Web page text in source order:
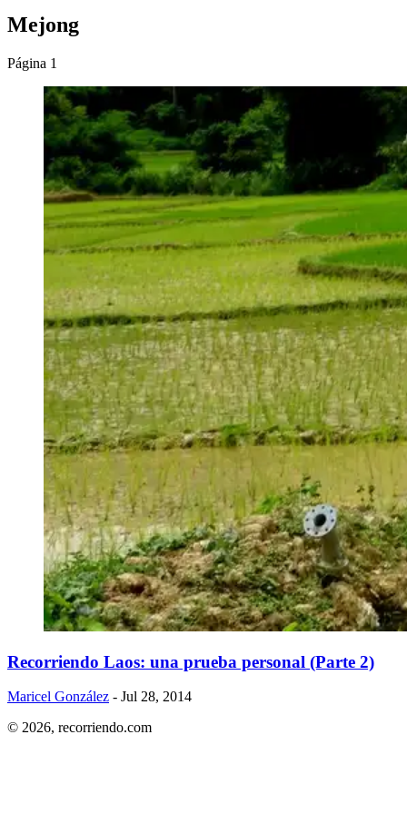
Mejong
Página 1
Recorriendo Laos: una prueba personal (Parte 2)
Maricel González - Jul 28, 2014
© 2026, recorriendo.com